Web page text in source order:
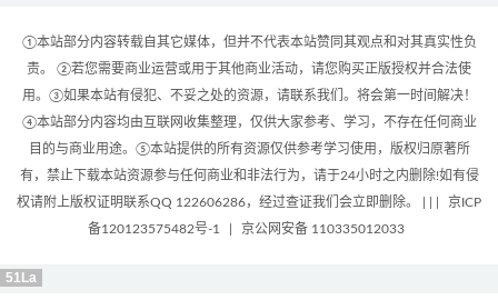
①本站部分内容转载自其它媒体，但并不代表本站赞同其观点和对其真实性负
责。 ②若您需要商业运营或用于其他商业活动，请您购买正版授权并合法使
用。③如果本站有侵犯、不妥之处的资源，请联系我们。将会第一时间解决！
④本站部分内容均由互联网收集整理，仅供大家参考、学习，不存在任何商业
目的与商业用途。⑤本站提供的所有资源仅供参考学习使用，版权归原著所
有，禁止下载本站资源参与任何商业和非法行为，请于24小时之内删除!如有侵
权请附上版权证明联系QQ 122606286，经过查证我们会立即删除。 | |
京ICP
备120123575482号-1
京公网安备 110335012033
51La